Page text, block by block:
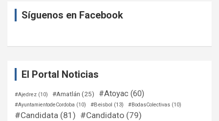
Síguenos en Facebook
El Portal Noticias
#Ajedrez (10) #Amatlán (25) #Atoyac (60)
#AyuntamientodeCordoba (10) #Beisbol (13) #BodasColectivas (10)
#Candidata (81) #Candidato (79)